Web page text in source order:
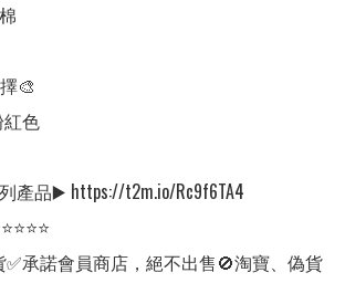
🎨
色
產品▶️ https://t2m.io/Rc9f6TA4
承諾會員商店，絕不出售🚫淘寶、偽貨